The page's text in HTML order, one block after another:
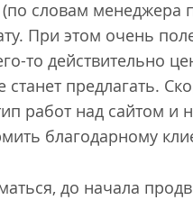
словам менеджера
При этом очень
то действительно
предлагать.
работ над сайтом и
благодарному
до начала